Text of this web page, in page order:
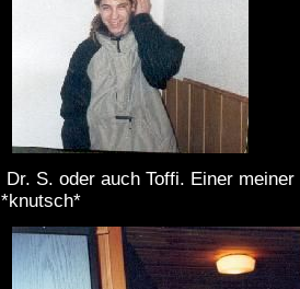
Dr. S. oder auch Toffi. Einer
*knutsch*